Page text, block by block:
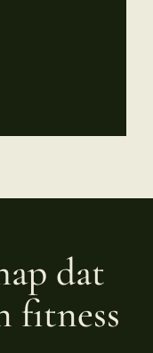
dat
fitness